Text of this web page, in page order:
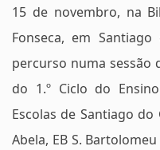
15 de novembro, na
Fonseca, em
percurso numa sessão
do 1.º Ciclo do
Escolas de Santiago do
Abela, EB S.